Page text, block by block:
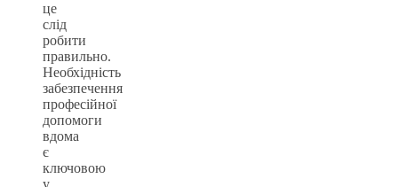
це
слід
робити
правильно.
Необхідність
забезпечення
професійної
допомоги
вдома
є
ключовою
у